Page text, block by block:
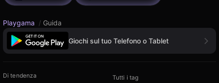
Playgama / Guida
Giochi sul tuo Telefono o Tablet
Di tendenza
Tutti i tag